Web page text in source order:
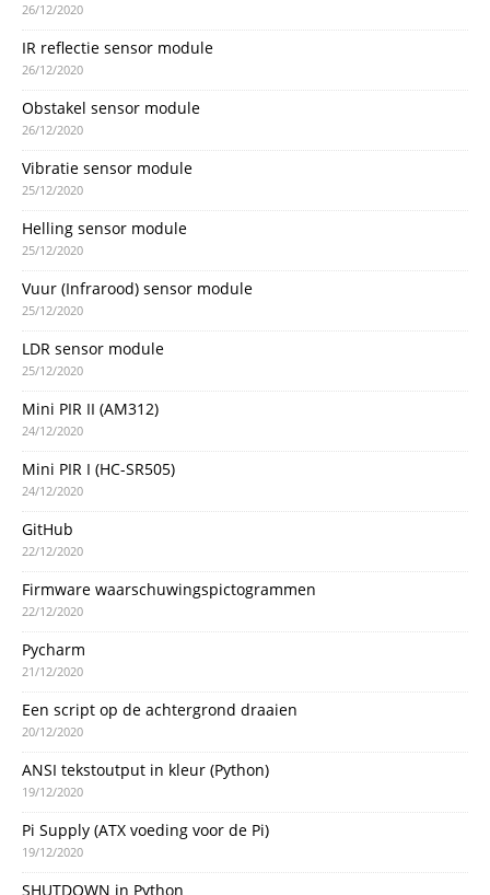
26/12/2020
IR reflectie sensor module
26/12/2020
Obstakel sensor module
26/12/2020
Vibratie sensor module
25/12/2020
Helling sensor module
25/12/2020
Vuur (Infrarood) sensor module
25/12/2020
LDR sensor module
25/12/2020
Mini PIR II (AM312)
24/12/2020
Mini PIR I (HC-SR505)
24/12/2020
GitHub
22/12/2020
Firmware waarschuwingspictogrammen
22/12/2020
Pycharm
21/12/2020
Een script op de achtergrond draaien
20/12/2020
ANSI tekstoutput in kleur (Python)
19/12/2020
Pi Supply (ATX voeding voor de Pi)
19/12/2020
SHUTDOWN in Python